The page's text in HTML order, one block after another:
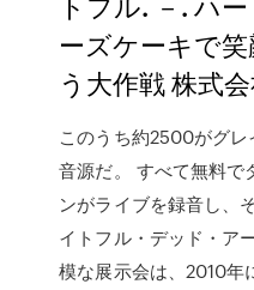
ーズケーキで
う大作戦 株式
このうち約2500がグ
音源だ。 すべて無料で
ンがライブを録音し、
イトフル・デッド・ア
模な展示会は、2010年